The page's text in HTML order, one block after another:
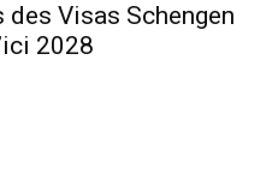
des Visas Schengen
2028